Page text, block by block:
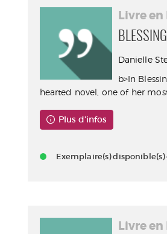
Livre
Danielle
b>In
hearted novel, one of her most
Plus d'infos
Exemplaire(s) disponible(s)
Livre